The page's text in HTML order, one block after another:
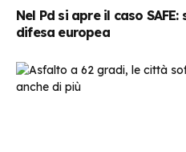
Nel Pd si apre il caso
difesa europea